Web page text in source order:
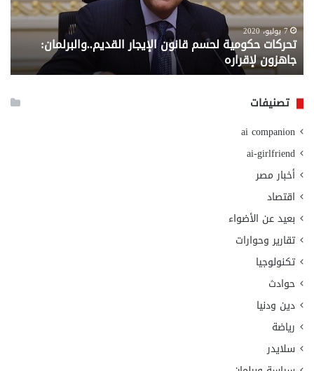
جاهزون
لإقراره
7 يوليو، 2020
تحركات حكومية لحسم قانون الإيجار القديم..والبرلمان:
جاهزون لإقراره
من
تصنيفات
ai companion
ai-girlfriend
أخبار مصر
اقتصاد
بعيد عن الأضواء
تقارير وحوارات
تكنولوجيا
حوادث
دين ودنيا
رياضة
سلايدر